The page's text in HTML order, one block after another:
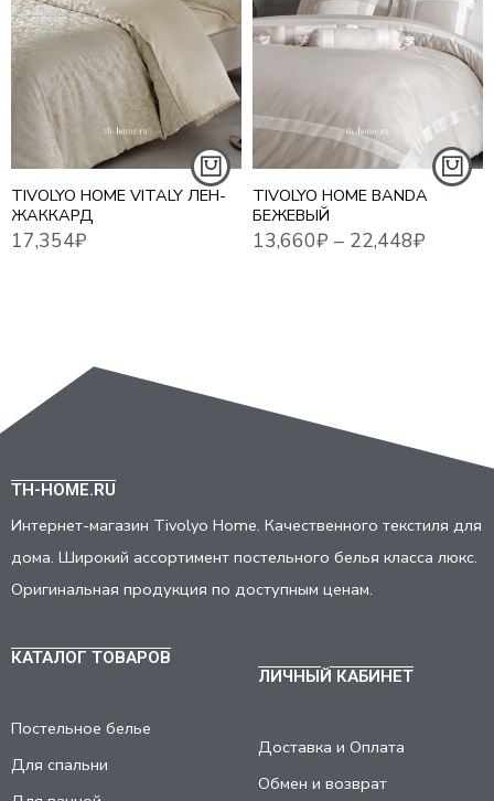
TIVOLYO HOME VITALY ЛЕН-
ЖАККАРД
17,354₽
TIVOLYO HOME BANDA
БЕЖЕВЫЙ
13,660₽–22,448₽
1,5 СПАЛЬНЫЙ
СЕМЕЙНЫЙ
TH-HOME.RU
Интернет-магазин Tivolyo Home. Качественного текстиля для
дома. Широкий ассортимент постельного белья класса люкс.
Оригинальная продукция по доступным ценам.
КАТАЛОГ ТОВАРОВ
Постельное белье
Для спальни
ЛИЧНЫЙ КАБИНЕТ
Доставка и Оплата
Обмен и возврат